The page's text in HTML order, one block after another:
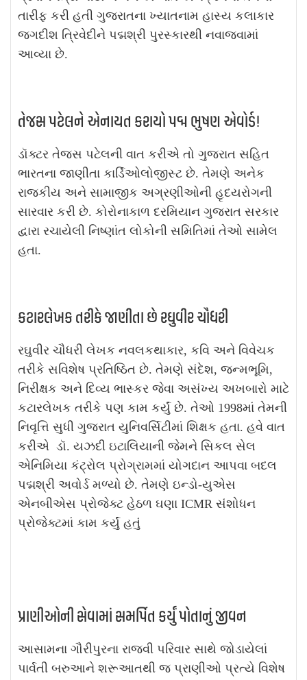
તારીફ કરી હતી ગુજરાતના ખ્યાતનામ હાસ્ય કલાકાર
જગદીશ ત્રિવેદીને પદ્મશ્રી પુરસ્કારથી નવાજવામાં
આવ્યા છે.
તેજસ પટેલને એનાયત કરાયો પદ્મ ભુષણ એવોર્ડ!
ડૉક્ટર તેજસ પટેલની વાત કરીએ તો ગુજરાત સહિત
ભારતના જાણીતા કાર્ડિઓલોજીસ્ટ છે. તેમણે અનેક
રાજકીય અને સામાજીક અગ્રણીઓની હૃદયરોગની
સારવાર કરી છે. કોરોનાકાળ દરમિયાન ગુજરાત સરકાર
દ્વારા રચાયેલી નિષ્ણાંત લોકોની સમિતિમાં તેઓ સામેલ
હતા.
કટારલેખક તરીકે જાણીતા છે રઘુવીર ચૌધરી
રઘુવીર ચૌધરી લેખક નવલકથાકાર, કવિ અને વિવેચક
તરીકે સવિશેષ પ્રતિષ્ઠિત છે. તેમણે સંદેશ, જન્મભૂમિ,
નિરીક્ષક અને દિવ્ય ભાસ્કર જેવા અસંખ્ય અખબારો માટે
કટારલેખક તરીકે પણ કામ કર્યું છે. તેઓ 1998માં તેમની
નિવૃત્તિ સુધી ગુજરાત યુનિવર્સિટીમાં શિક્ષક હતા. હવે વાત
કરીએ ડૉ. યઝદી ઇટાલિયાની જેમને સિકલ સેલ
એનિમિયા કંટ્રોલ પ્રોગ્રામમાં યોગદાન આપવા બદલ
પદ્મશ્રી અવોર્ડ મળ્યો છે. તેમણે ઇન્ડો-યુએસ
એનબીએસ પ્રોજેક્ટ હેઠળ ઘણા ICMR સંશોધન
પ્રોજેક્ટમાં કામ કર્યું હતું
પ્રાણીઓની સેવામાં સમર્પિત કર્યું પોતાનું જીવન
આસામના ગૌરીપુરના રાજવી પરિવાર સાથે જોડાયેલાં
પાર્વતી બરુઆને શરૂઆતથી જ પ્રાણીઓ પ્રત્યે વિશેષ